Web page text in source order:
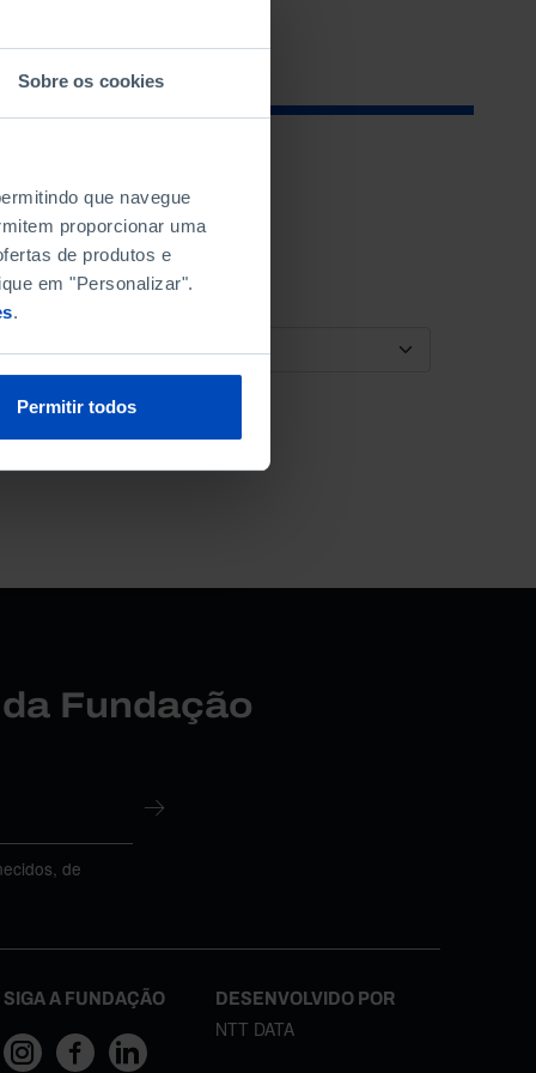
Sobre os cookies
que navegue
proporcionar uma
de produtos e
em "Personalizar".
.
Permitir todos
ORDENAR POR
Fundação
de
SIGA A FUNDAÇÃO DESENVOLVIDO POR
NTT DATA